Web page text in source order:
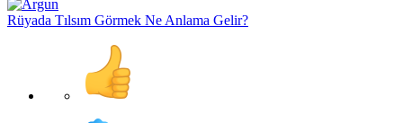
Rüyada Tılsım Görmek Ne Anlama Gelir?